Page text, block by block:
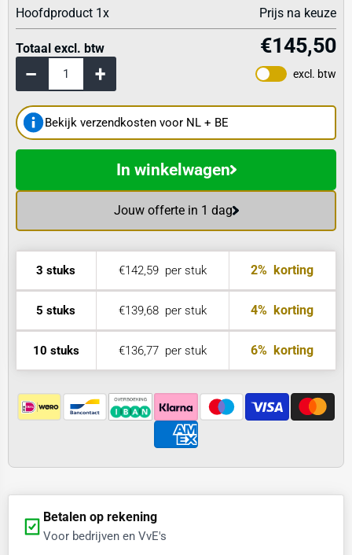
excl. btw
Hoofdproduct 1 x Prijs na keuze
Totaal excl. btw €145,50
Bekijk verzendkosten voor NL + BE
Jouw offerte in 1 dag
In winkelwagen
3 stuks €142,59per stuk 2% korting
5 stuks €139,68per stuk 4% korting
10 stuks €136,77per stuk 6% korting
Betalen op rekening
Voor bedrijven en VvE's